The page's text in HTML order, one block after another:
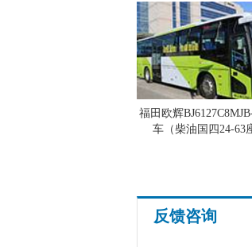
福田欧辉
车（柴油国四24-63
反馈咨询